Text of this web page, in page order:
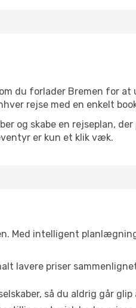
du forlader Bremen for at
rejse med en enkelt
og skabe en rejseplan,
er kun et klik væk.
Med intelligent
lavere priser
så du aldrig går